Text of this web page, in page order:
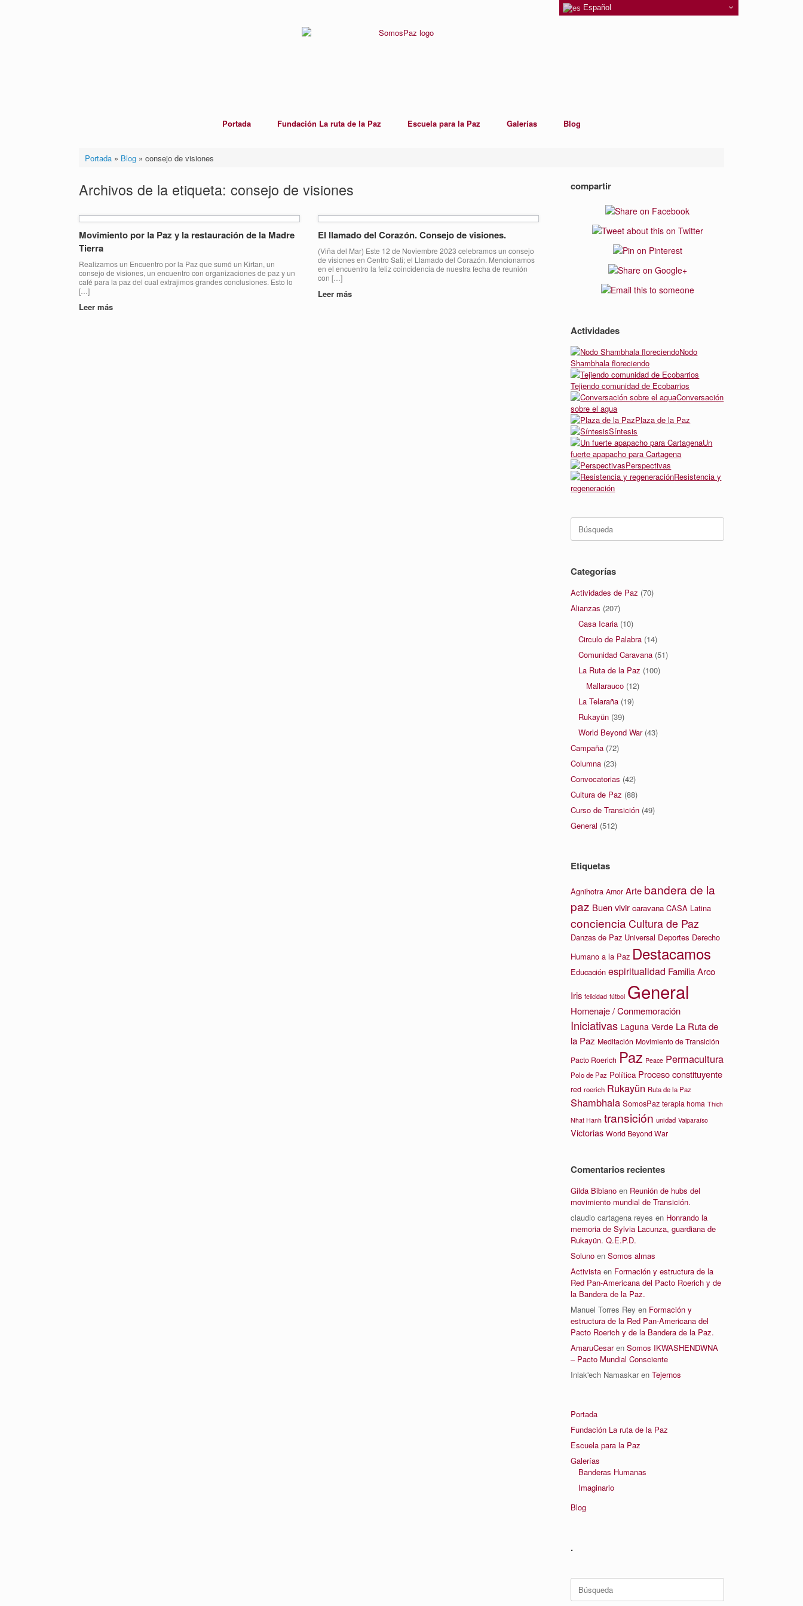
Portada Fundación La ruta de la Paz Escuela para la Paz Galerías Blog
Portada» Blog» consejo de visiones
Archivos de la etiqueta: consejo de visiones
Movimiento por la Paz y la restauración de la Madre
Tierra
Realizamos un Encuentro por la Paz que sumó un Kirtan, un
consejo de visiones, un encuentro con organizaciones de paz y un
café para la paz del cual extrajimos grandes conclusiones. Esto lo
[…]
Leer más
El llamado del Corazón. Consejo de visiones.
(Viña del Mar) Este 12 de Noviembre 2023 celebramos un consejo
de visiones en Centro Sati; el Llamado del Corazón. Mencionamos
en el encuentro la feliz coincidencia de nuestra fecha de reunión
con […]
Leer más
compartir
Actividades
Nodo
Shambhala floreciendo
Tejiendo comunidad de Ecobarrios
Conversación
sobre el agua
Plaza de la Paz
Síntesis
Un
fuerte apapacho para Cartagena
Perspectivas
Resistencia y
regeneración
Categorías
Actividades de Paz (70)
Alianzas (207)
Casa Icaria (10)
Circulo de Palabra (14)
Comunidad Caravana (51)
La Ruta de la Paz (100)
Mallarauco (12)
La Telaraña (19)
Rukayün (39)
World Beyond War(43)
Campaña (72)
Columna (23)
Convocatorias (42)
Cultura de Paz (88)
Curso de Transición (49)
General (512)
Etiquetas
Agnihotra Amor Arte bandera de la
paz Buen vivir caravana CASA Latina
concienciaCultura de Paz
Danzas de Paz Universal Deportes Derecho
Humano a la Paz Destacamos
Educación espiritualidad Familia Arco
Iris felicidad fútbol General
Homenaje / Conmemoración
Iniciativas Laguna Verde La Ruta de
la Paz Meditación Movimiento de Transición
Pacto Roerich Paz Peace Permacultura
Polo de Paz Política Proceso constituyente
red roerich Rukayün Ruta de la Paz
Shambhala SomosPaz terapia homa Thich
Nhat Hanh transición unidad Valparaíso
Victorias World Beyond War
Comentarios recientes
Gilda Bibiano en Reunión de hubs del
movimiento mundial de Transición.
claudio cartagena reyes en Honrando la
memoria de Sylvia Lacunza, guardiana de
Rukayün. Q.E.P.D.
Soluno enSomos almas
Activista en Formación y estructura de la
Red Pan-Americana del Pacto Roerich y de
la Bandera de la Paz.
Manuel Torres Rey en Formación y
estructura de la Red Pan-Americana del
Pacto Roerich y de la Bandera de la Paz.
AmaruCesarenSomos IKWASHENDWNA
– Pacto Mundial Consciente
Inlak'ech NamaskarenTejernos
Portada
Fundación La ruta de la Paz
Escuela para la Paz
Galerías
Banderas Humanas
Imaginario
Blog
.
Español